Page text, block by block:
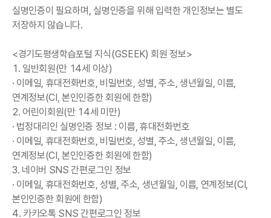
실명인증이 필요하며, 실명인증을 위해 입력한 개인정보는 별도
저장하지 않습니다.
<경기도평생학습포털 지식(GSEEK) 회원 정보>
1. 일반회원(만 14세 이상)
· 이메일, 휴대전화번호, 비밀번호, 성별, 주소, 생년월일, 이름,
연계정보(CI, 본인인증한 회원에 한함)
2. 어린이회원(만 14세 미만)
· 법정대리인 실명인증 정보 : 이름, 휴대전화번호
· 이메일, 휴대전화번호, 비밀번호, 성별, 주소, 생년월일, 이름,
연계정보(CI, 본인인증한 회원에 한함)
3. 네이버 SNS 간편로그인 정보
· 이메일, 휴대전화번호, 성별, 주소, 생년월일, 이름, 연계정보(CI,
본인인증한 회원에 한함)
4. 카카오톡 SNS 간편로그인 정보